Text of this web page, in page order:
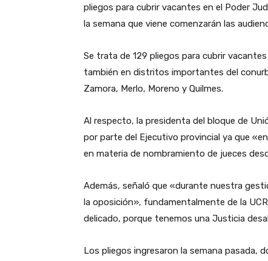
pliegos para cubrir vacantes en el Poder
la semana que viene comenzarán las
Se trata de 129 pliegos para cubrir
también en distritos importantes del
Zamora, Merlo, Moreno y Quilmes.
Al respecto, la presidenta del bloque de
por parte del Ejecutivo provincial ya que
en materia de nombramiento de jueces
Además, señaló que «durante nuestra
la oposición», fundamentalmente de la
delicado, porque tenemos una Justicia
Los pliegos ingresaron la semana pasada,